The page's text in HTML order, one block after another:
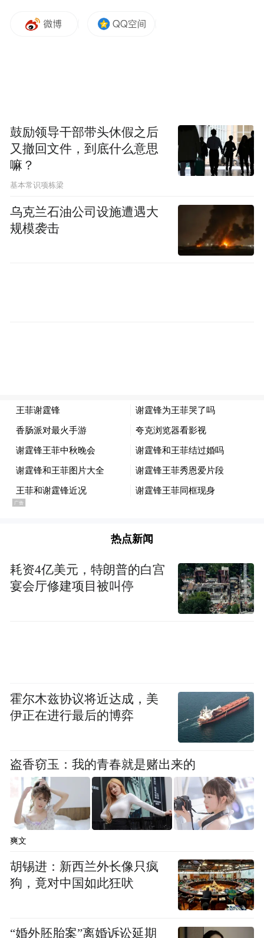
鼓励领导干部带头休假之后
又撤回文件，到底什么意思
嘛？
基本常识项栋梁
乌克兰石油公司设施遭遇大
规模袭击
热点新闻
耗资4亿美元，特朗普的白宫
宴会厅修建项目被叫停
霍尔木兹协议将近达成，美
伊正在进行最后的博弈
盗香窃玉：我的青春就是赌出来的
爽文
胡锡进：新西兰外长像只疯
狗，竟对中国如此狂吠
“婚外胚胎案”离婚诉讼延期